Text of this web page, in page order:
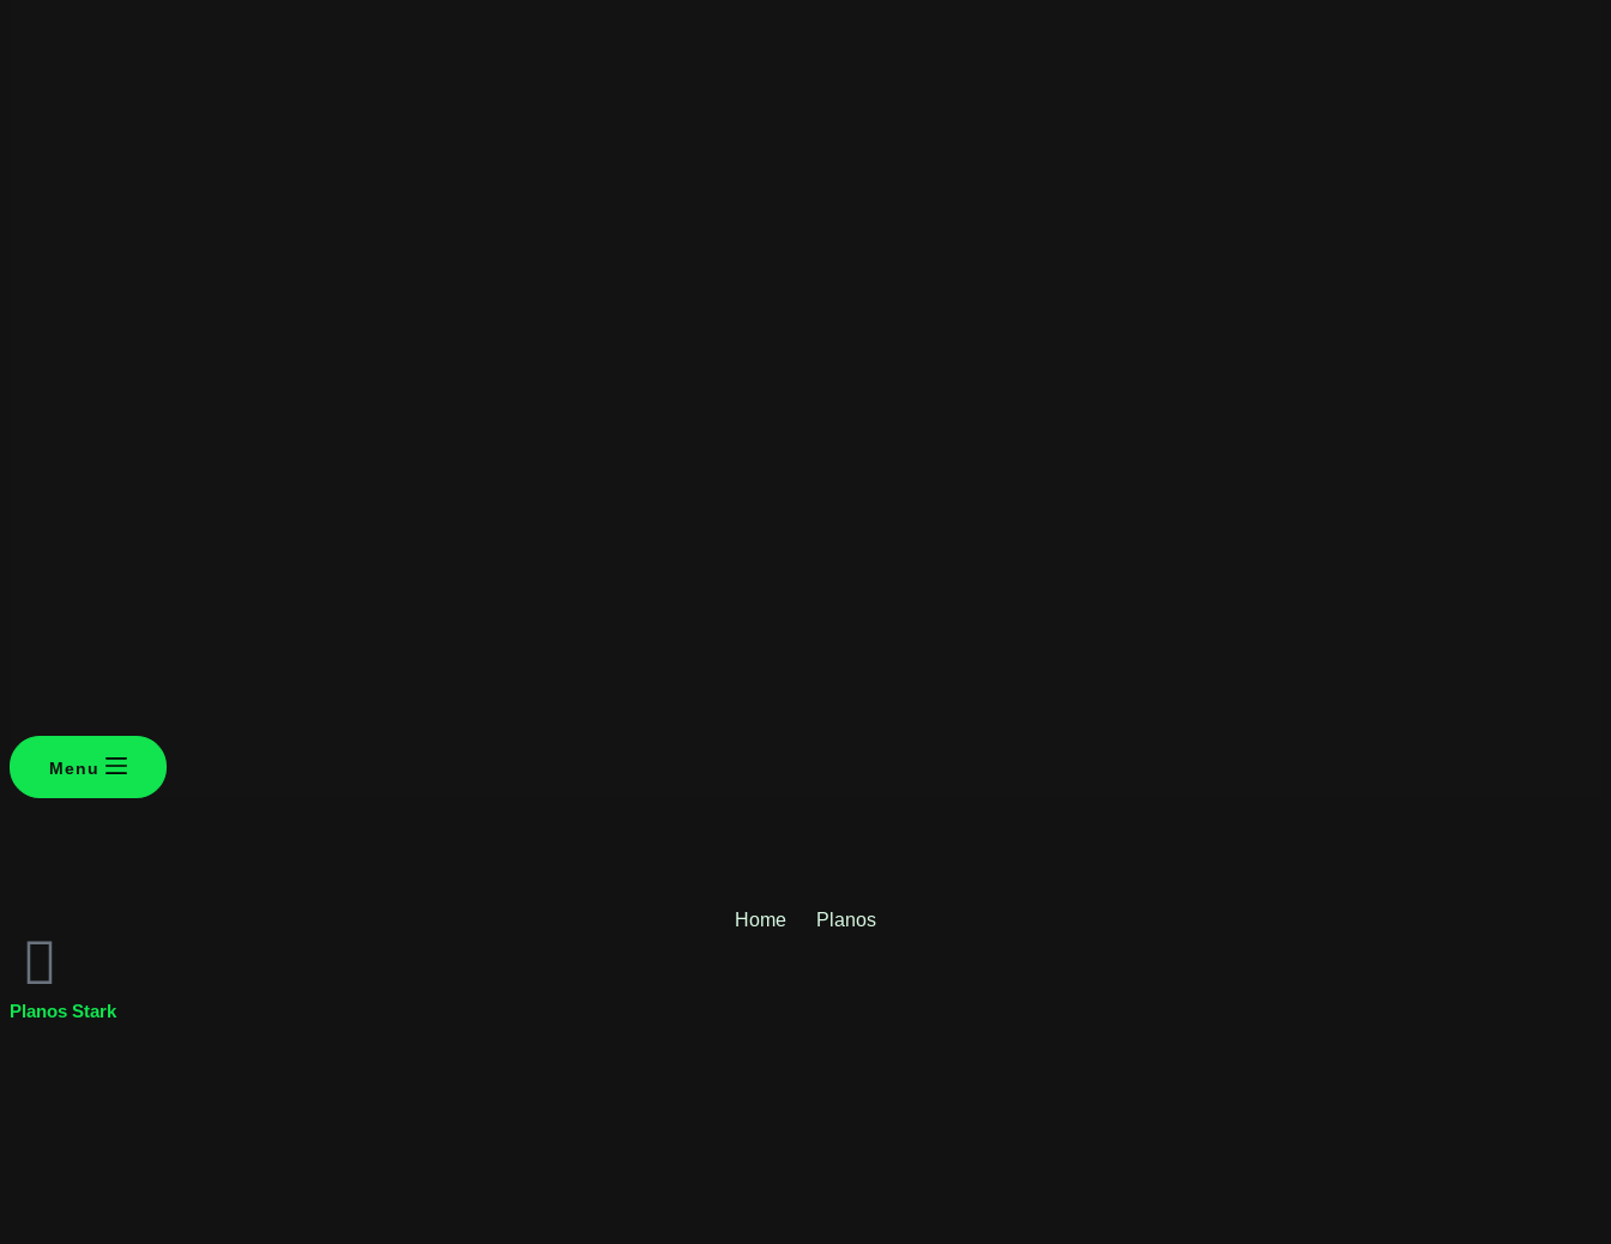
Menu
Home Planos
Planos Stark